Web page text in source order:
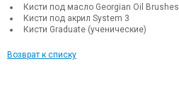
Кисти под масло Georgian Oil Brushes
Кисти под акрил System 3
Кисти Graduate (ученические)
Возврат к списку